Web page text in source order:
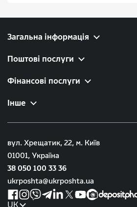
Загальна інформація
Поштові послуги
Фінансові послуги
Інше
вул. Хрещатик, 22, м. Київ
01001, Україна
38 050 100 33 36
ukrposhta@ukrposhta.ua
UK